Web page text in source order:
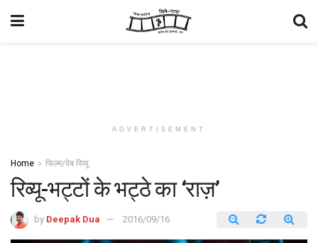
ADVERTISEMENT
Home फिल्म/वेब रिव्यू
रिव्यू-भट्टों के भट्ठे का ‘राज़’
by Deepak Dua 2016/09/16